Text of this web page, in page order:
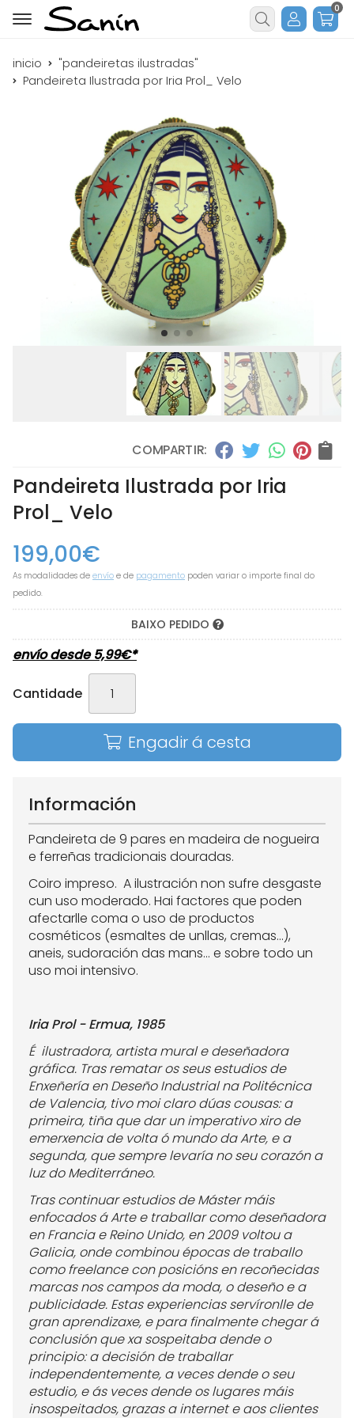
Buscar
0
inicio
"pandeiretas ilustradas"
Pandeireta Ilustrada por Iria Prol_ Velo
COMPARTIR:
Pandeireta Ilustrada por Iria
Prol_ Velo
199,00€
As modalidades de envío e de pagamento poden variar o importe final do
pedido.
BAIXO PEDIDO
envío desde5,99€*
Cantidade
Engadir á cesta
Información
Pandeireta de 9 pares en madeira de nogueira
e ferreñas tradicionais douradas.
Coiro impreso. A ilustración non sufre desgaste
cun uso moderado. Hai factores que poden
afectarlle coma o uso de productos
cosméticos (esmaltes de unllas, cremas...),
aneis, sudoración das mans... e sobre todo un
uso moi intensivo.
Iria Prol - Ermua, 1985
É ilustradora, artista mural e deseñadora
gráfica. Tras rematar os seus estudios de
Enxeñería en Deseño Industrial na Politécnica
de Valencia, tivo moi claro dúas cousas: a
primeira, tiña que dar un imperativo xiro de
emerxencia de volta ó mundo da Arte, e a
segunda, que sempre levaría no seu corazón a
luz do Mediterráneo.
Tras continuar estudios de Máster máis
enfocados á Arte e traballar como deseñadora
en Francia e Reino Unido, en 2009 voltou a
Galicia, onde combinou épocas de traballo
como freelance con posicións en recoñecidas
marcas nos campos da moda, o deseño e a
publicidade. Estas experiencias servíronlle de
gran aprendizaxe, e para finalmente chegar á
conclusión que xa sospeitaba dende o
principio: a decisión de traballar
independentemente, a veces dende o seu
estudio, e ás veces dende os lugares máis
insospeitados, grazas a internet e aos clientes